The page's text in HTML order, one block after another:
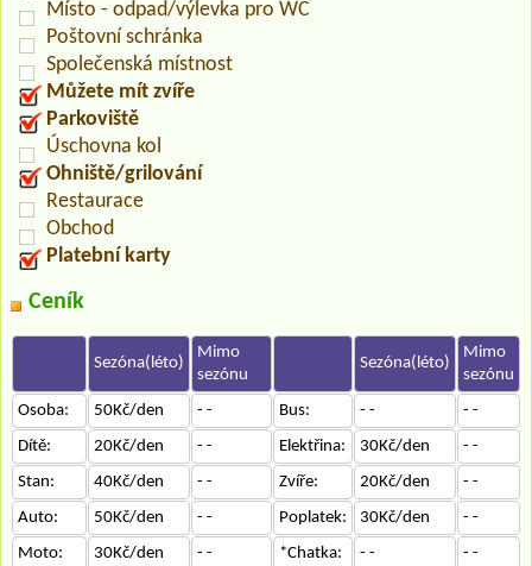
Místo - odpad/výlevka pro WC
Poštovní schránka
Společenská místnost
Můžete mít zvíře
Parkoviště
Úschovna kol
Ohniště/grilování
Restaurace
Obchod
Platební karty
Ceník
Sezóna(léto)
Mimo
sezónu
Sezóna(léto)
Mimo
sezónu
Osoba:
50Kč/den - - Bus: - -
- -
Dítě:
20Kč/den - - Elektřina: 30Kč/den
- -
Stan:
40Kč/den - - Zvíře: 20Kč/den
- -
Auto:
50Kč/den - - Poplatek: 30Kč/den
- -
Moto:
30Kč/den - - *Chatka: - - - -